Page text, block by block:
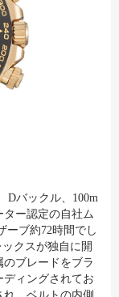
Dバックル、100m
ー認定の自社ム
ーブ約72時間でし
クスが独自に開
ブレードをブラ
ディングされてお